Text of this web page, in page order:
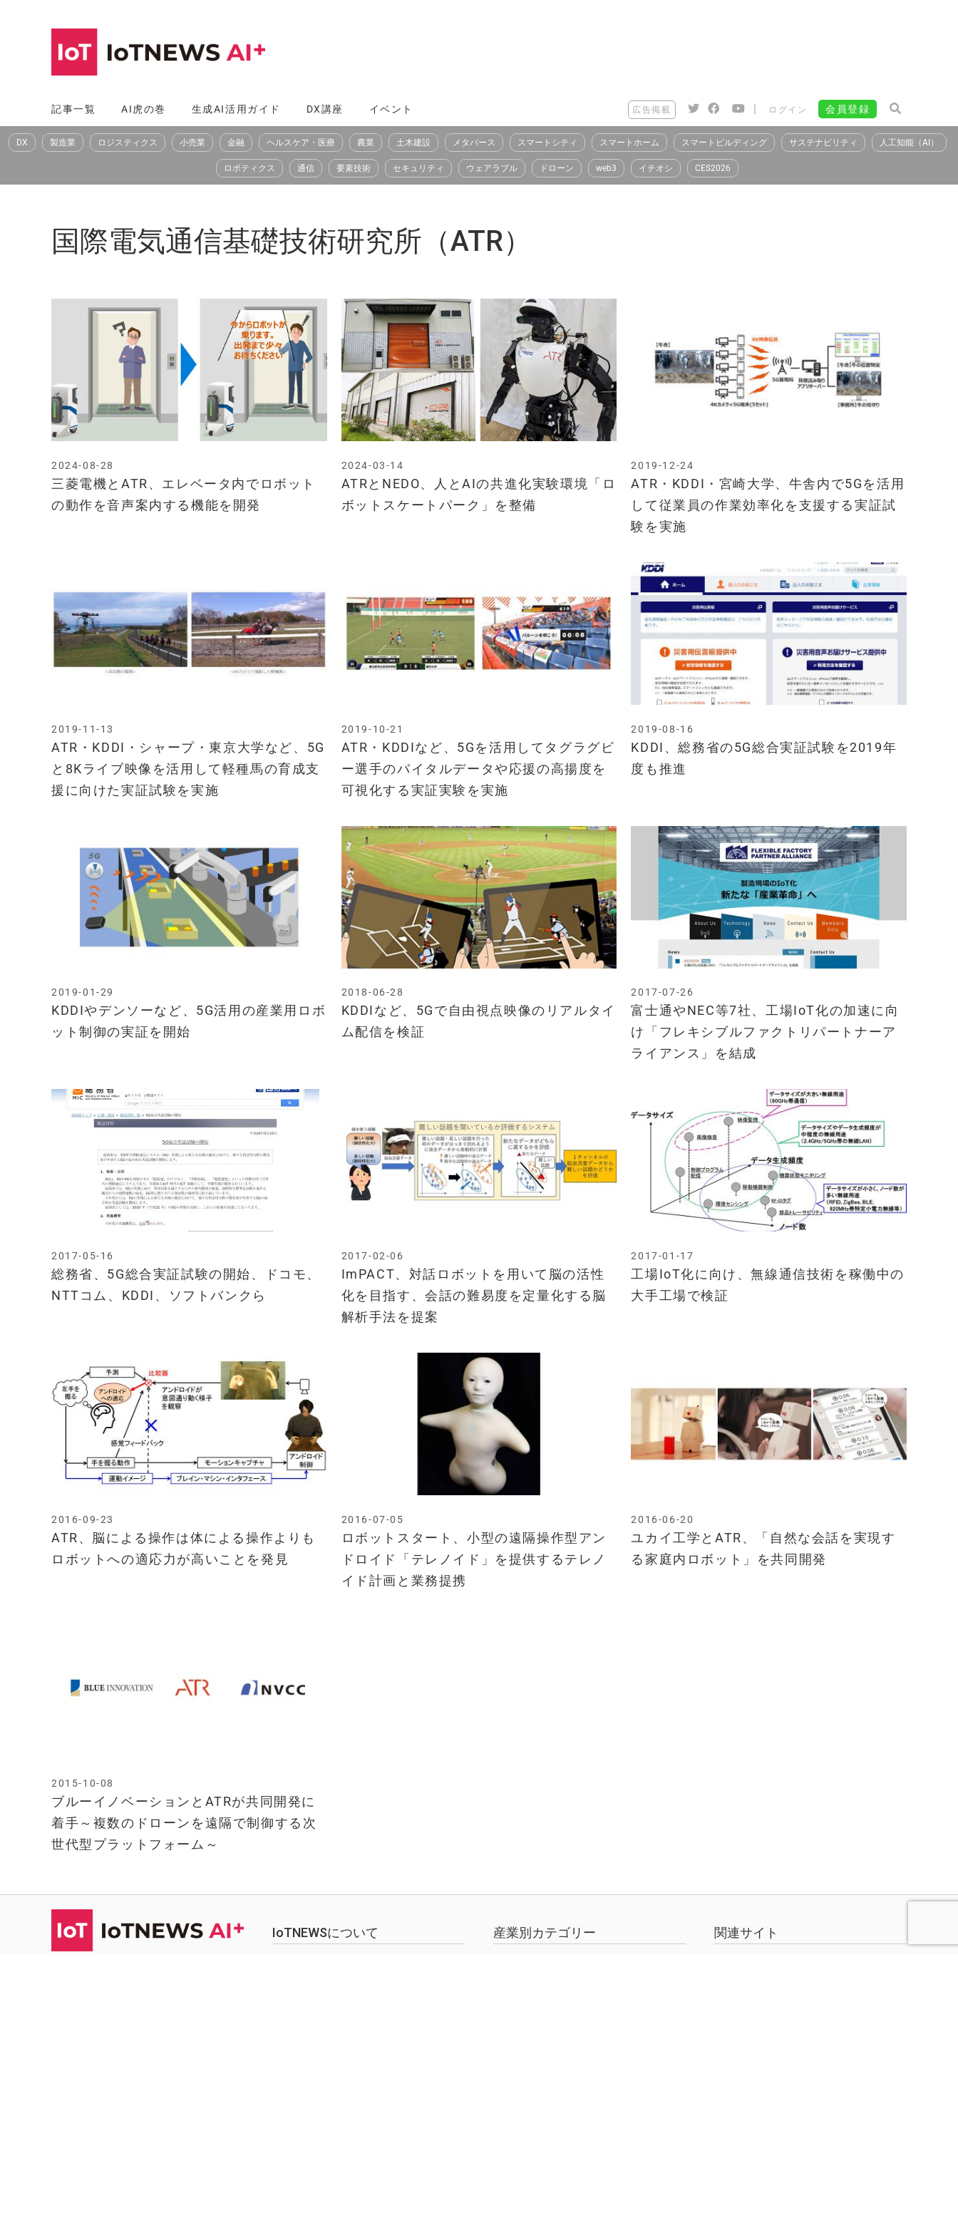
へ
ス
記事一覧 AI虎の巻 生成AI活用ガイド DX講座 イベント 広告掲載 | ログイン 会員登録
DX 製造業 ロジスティクス 小売業 金融 ヘルスケア・医療 農業 土木建設 メタバース スマートシティ スマートホーム スマートビルディング サステナビリティ 人工知能（AI）
ロボティクス 通信 要素技術 セキュリティ ウェアラブル ドローン web3 イチオシ CES2026
国際電気通信基礎技術研究所（ATR）
三菱電機とATR、エレベータ内でロボット
の動作を音声案内する機能を開発
2024-08-28
ATRとNEDO、人とAIの共進化実験環境「ロ
ボットスケートパーク」を整備
2024-03-14
ATR・KDDI・宮崎大学、牛舎内で5Gを活用
して従業員の作業効率化を支援する実証試
験を実施
2019-12-24
ATR・KDDI・シャープ・東京大学など、5G
と8Kライブ映像を活用して軽種馬の育成支
援に向けた実証試験を実施
2019-11-13
ATR・KDDIなど、5Gを活用してタグラグビ
ー選手のバイタルデータや応援の高揚度を
可視化する実証実験を実施
2019-10-21
KDDI、総務省の5G総合実証試験を2019年
度も推進
2019-08-16
KDDIやデンソーなど、5G活用の産業用ロボ
ット制御の実証を開始
2019-01-29
KDDIなど、5Gで自由視点映像のリアルタイ
ム配信を検証
2018-06-28
富士通やNEC等7社、工場IoT化の加速に向
け「フレキシブルファクトリパートナーア
ライアンス」を結成
2017-07-26
総務省、5G総合実証試験の開始、ドコモ、
NTTコム、KDDI、ソフトバンクら
2017-05-16
ImPACT、対話ロボットを用いて脳の活性
化を目指す、会話の難易度を定量化する脳
解析手法を提案
2017-02-06
工場IoT化に向け、無線通信技術を稼働中の
大手工場で検証
2017-01-17
ATR、脳による操作は体による操作よりも
ロボットへの適応力が高いことを発見
2016-09-23
ロボットスタート、小型の遠隔操作型アン
ドロイド「テレノイド」を提供するテレノ
イド計画と業務提携
2016-07-05
ユカイ工学とATR、「自然な会話を実現す
る家庭内ロボット」を共同開発
2016-06-20
ブルーイノベーションとATRが共同開発に
着手～複数のドローンを遠隔で制御する次
世代型プラットフォーム～
2015-10-08
IoTNEWSについて 産業別カテゴリー 関連サイト